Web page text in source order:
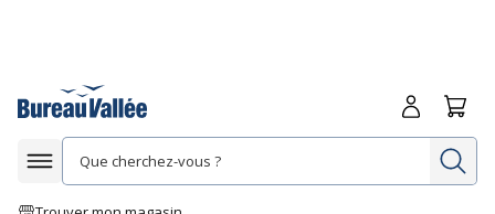
Afficher la navigation
Me